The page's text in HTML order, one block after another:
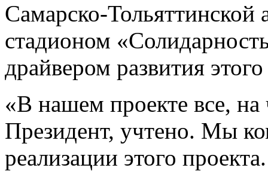
Самарско-Тольяттинской
стадионом
драйвером развития
«В нашем проекте все,
Президент, учтено. Мы
реализации этого